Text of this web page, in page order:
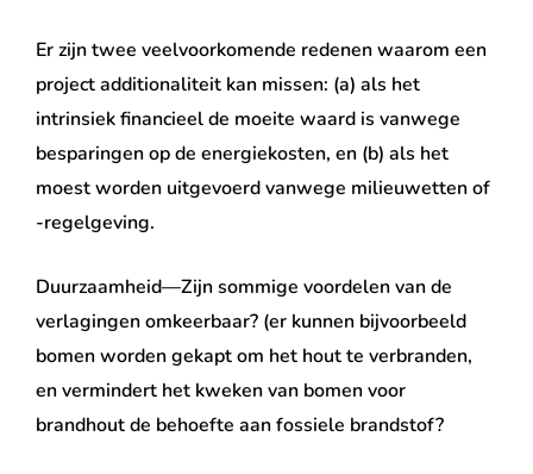
Er zijn twee veelvoorkomende redenen waarom een ​​
project additionaliteit kan missen: (a) als het
intrinsiek financieel de moeite waard is vanwege
besparingen op de energiekosten, en (b) als het
moest worden uitgevoerd vanwege milieuwetten of
-regelgeving.
Duurzaamheid—Zijn sommige voordelen van de
verlagingen omkeerbaar? (er kunnen bijvoorbeeld
bomen worden gekapt om het hout te verbranden,
en vermindert het kweken van bomen voor
brandhout de behoefte aan fossiele brandstof?